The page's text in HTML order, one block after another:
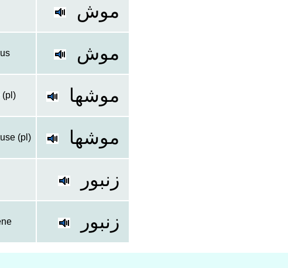
موش
موش
(pl) موشها
(pl) موشها
زنبور
زنبور